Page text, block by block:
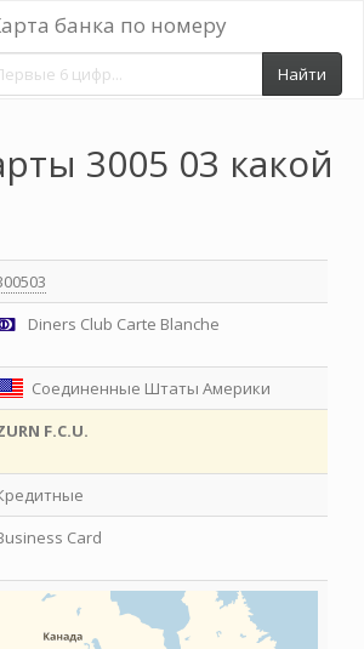
банка по номеру
Найти
3005 03 какой
Diners Club Carte Blanche
Соединенные Штаты Америки
F.C.U.
Card